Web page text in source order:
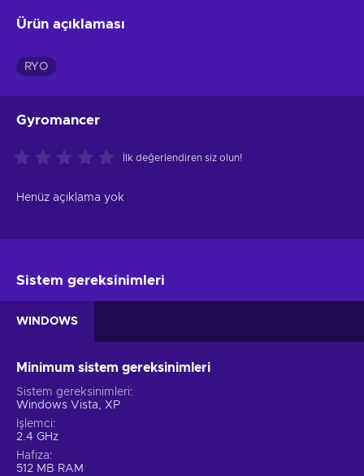
Ürün açıklaması
RYO
Gyromancer
İlk değerlendiren siz olun!
Henüz açıklama yok
Sistem gereksinimleri
WINDOWS
Minimum sistem gereksinimleri
Sistem gereksinimleri
Windows Vista, XP
İşlemci
2.4 GHz
Hafıza
512 MB RAM